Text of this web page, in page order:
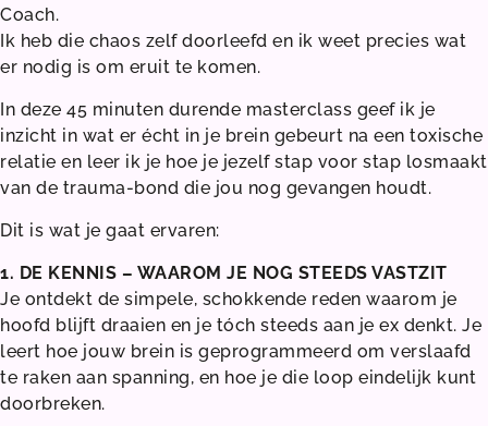
Coach.
Ik heb die chaos zelf doorleefd en ik weet precies wat
er nodig is om eruit te komen.
In deze 45 minuten durende masterclass geef ik je
inzicht in wat er écht in je brein gebeurt na een toxische
relatie en leer ik je hoe je jezelf stap voor stap losmaakt
van de trauma-bond die jou nog gevangen houdt.
Dit is wat je gaat ervaren:
1. DE KENNIS – WAAROM JE NOG STEEDS VASTZIT
Je ontdekt de simpele, schokkende reden waarom je
hoofd blijft draaien en je tóch steeds aan je ex denkt. Je
leert hoe jouw brein is geprogrammeerd om verslaafd
te raken aan spanning, en hoe je die loop eindelijk kunt
doorbreken.